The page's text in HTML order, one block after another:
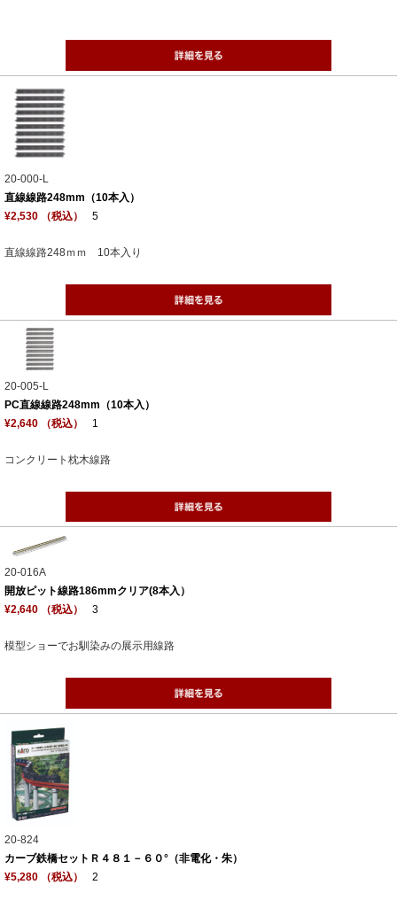
20-000-L
直線線路248mm（10本入）
¥2,530 （税込）
5
直線線路248ｍｍ 10本入り
20-005-L
PC直線線路248mm（10本入）
¥2,640 （税込）
1
コンクリート枕木線路
20-016A
開放ピット線路186mmクリア(8本入）
¥2,640 （税込）
3
模型ショーでお馴染みの展示用線路
20-824
カーブ鉄橋セットＲ４８１－６０°（非電化・朱）
¥5,280 （税込）
2